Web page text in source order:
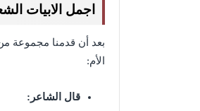
اجمل الابيات
بعد أن قدمنا مجموعة من
الأم:
قال الشاعر: